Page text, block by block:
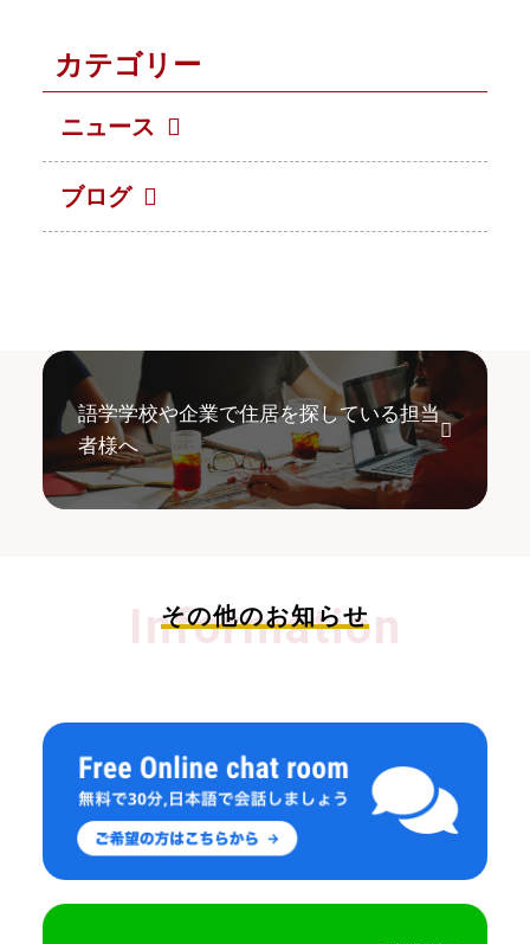
カテゴリー
ニュース
ブログ
語学学校や企業で住居を探している担当
者様へ
その他のお知らせ
Information